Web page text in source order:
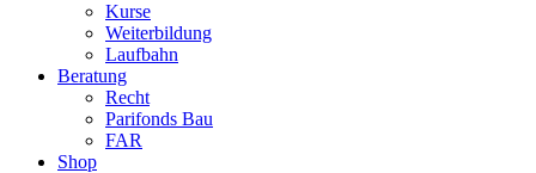
Kurse
Weiterbildung
Laufbahn
Beratung
Recht
Parifonds Bau
FAR
Shop